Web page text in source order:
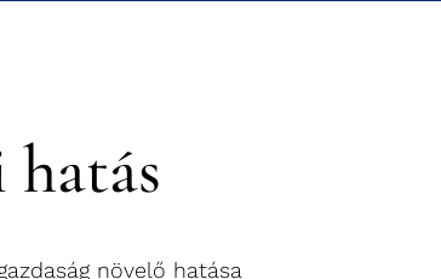
hatás
növelő hatása